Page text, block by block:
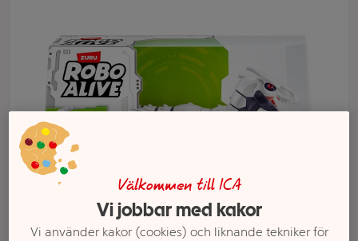
Välkommen till ICA
Vi jobbar med kakor
Vi använder kakor (cookies) och liknande tekniker för